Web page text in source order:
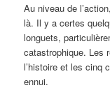
Au niveau de
là. Il y a certes
longuets,
catastrophique. Les
l’histoire et les cinq
ennui.